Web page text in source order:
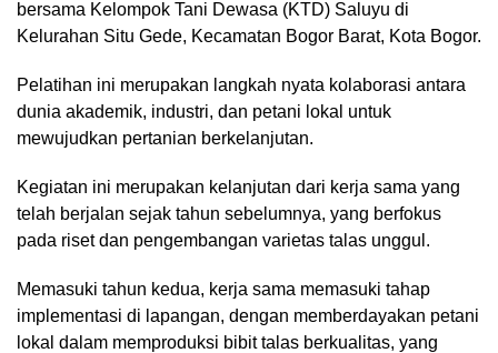
bersama Kelompok Tani Dewasa (KTD) Saluyu di
Kelurahan Situ Gede, Kecamatan Bogor Barat, Kota Bogor.
Pelatihan ini merupakan langkah nyata kolaborasi antara
dunia akademik, industri, dan petani lokal untuk
mewujudkan pertanian berkelanjutan.
Kegiatan ini merupakan kelanjutan dari kerja sama yang
telah berjalan sejak tahun sebelumnya, yang berfokus
pada riset dan pengembangan varietas talas unggul.
Memasuki tahun kedua, kerja sama memasuki tahap
implementasi di lapangan, dengan memberdayakan petani
lokal dalam memproduksi bibit talas berkualitas, yang